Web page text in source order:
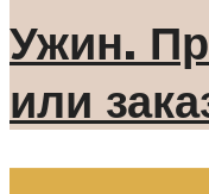
Ужин.
или